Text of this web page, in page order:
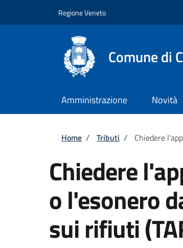
Regione Veneto
Comune di
Amministrazione Novità
Briciole di
Home / Tributi / Chiedere
Chiedere
o l'esonero
sui rifiuti